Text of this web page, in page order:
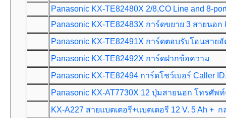
Panasonic KX-TE82480X 2/8,CO Line and 8-
Panasonic KX-TE82483X การ์ดขยาย 3 สายนอก
Panasonic KX-TE82491X การ์ดตอบรับโอนสาย
Panasonic KX-TE82492X การ์ดฝากข้อความ
Panasonic KX-TE82494 การ์ดโชว์เบอร์ Caller
Panasonic KX-AT7730X 12 ปุ่มสายนอก โทรศัพท์
KX-A227 สายแบตเตอรี+แบตเตอรี 12 V. 5 Ah + ก